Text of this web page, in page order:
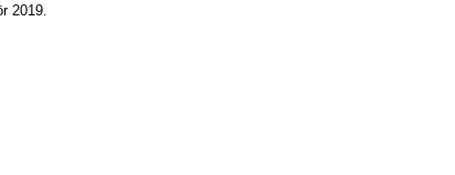
2019.